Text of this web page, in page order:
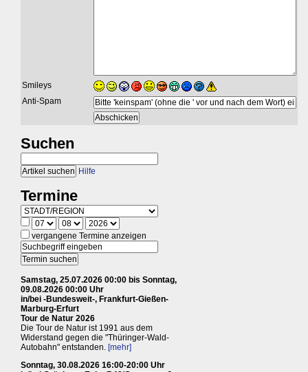
Smileys
Anti-Spam
Suchen
Hilfe
Termine
vergangene Termine anzeigen
Samstag, 25.07.2026 00:00 bis Sonntag,
09.08.2026 00:00 Uhr
in/bei -Bundesweit-, Frankfurt-Gießen-
Marburg-Erfurt
Tour de Natur 2026
Die Tour de Natur ist 1991 aus dem
Widerstand gegen die "Thüringer-Wald-
Autobahn" entstanden. [mehr]
Sonntag, 30.08.2026 16:00-20:00 Uhr